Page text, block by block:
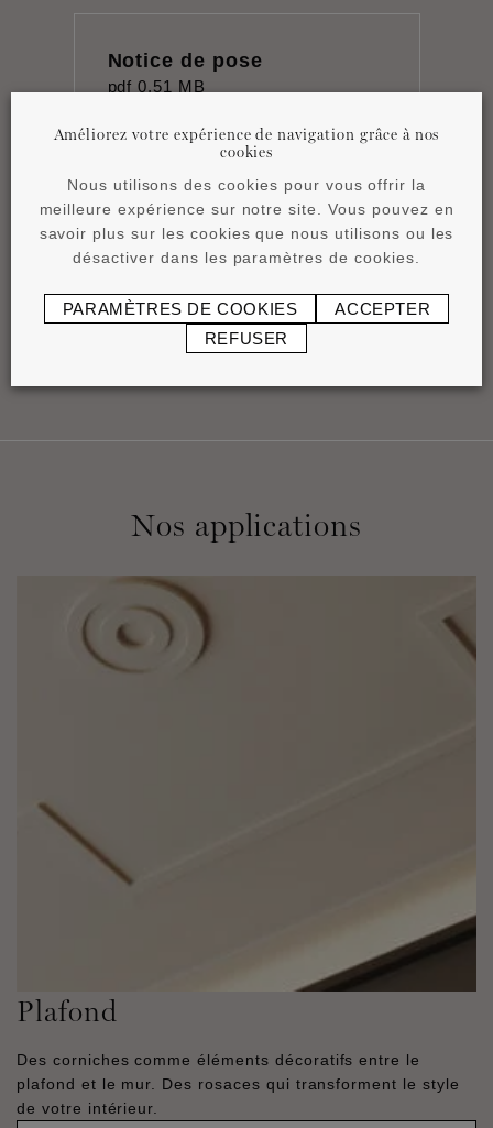
Notice de pose
pdf 0,51 MB
Product overview
Nos applications
Plafond
Des corniches comme éléments décoratifs entre le
plafond et le mur. Des rosaces qui transforment le style
de votre intérieur.
Améliorez votre expérience de navigation grâce à nos
cookies
Nous utilisons des cookies pour vous offrir la
meilleure expérience sur notre site. Vous pouvez en
savoir plus sur les cookies que nous utilisons ou les
désactiver dans les paramètres de cookies.
PARAMÈTRES DE COOKIES
ACCEPTER
REFUSER